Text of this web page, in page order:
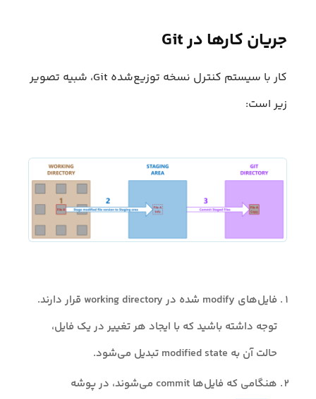
جریان کارها در Git
کار با سیستم کنترل نسخه توزیع‌شده Git، شبیه تصویر
زیر است:
فایل‌های modify شده در working directory قرار دارند.
توجه داشته باشید که با ایجاد هر تغییر در یک فایل،
حالت آن به modified state تبدیل می‌شود.
هنگامی که فایل‌ها commit می‌شوند، در پوشه